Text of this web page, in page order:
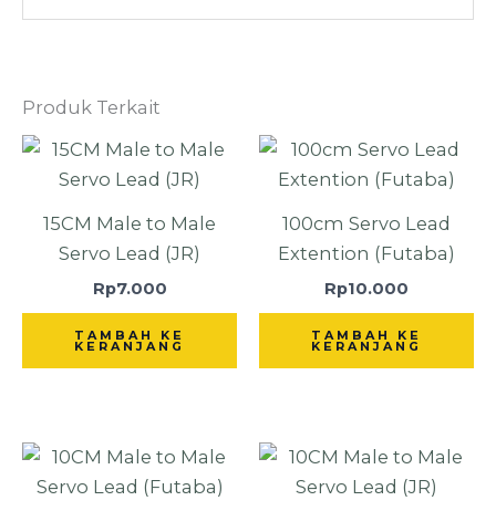
Produk Terkait
15CM Male to Male
Servo Lead (JR)
Rp7.000
TAMBAH KE
KERANJANG
100cm Servo Lead
Extention (Futaba)
Rp10.000
TAMBAH KE
KERANJANG